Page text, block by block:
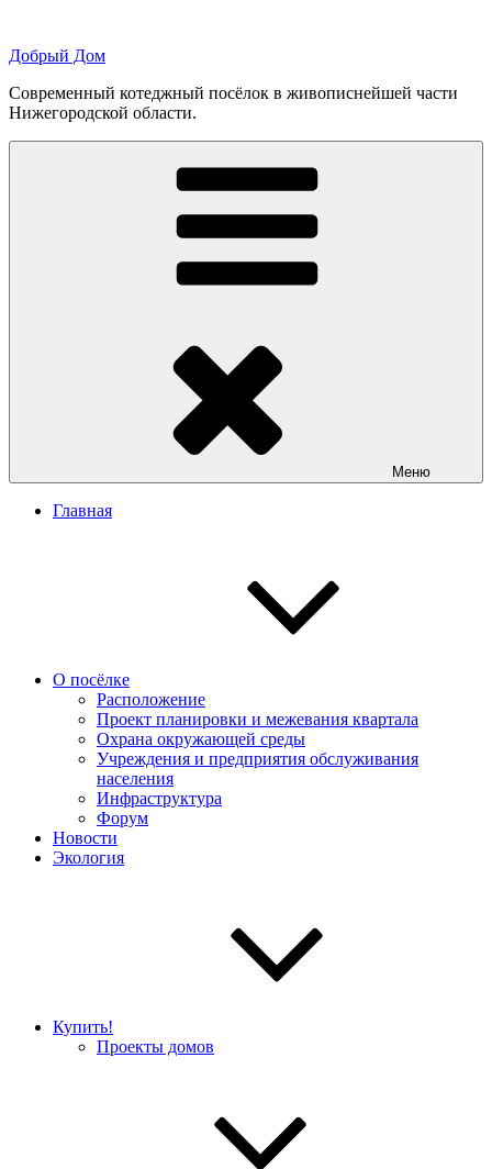
содержимому
Добрый Дом
Современный котеджный посёлок в живописнейшей части
Нижегородской области.
Меню
Главная
О посёлке
Расположение
Проект планировки и межевания квартала
Охрана окружающей среды
Учреждения и предприятия обслуживания
населения
Инфраструктура
Форум
Новости
Экология
Купить!
Проекты домов